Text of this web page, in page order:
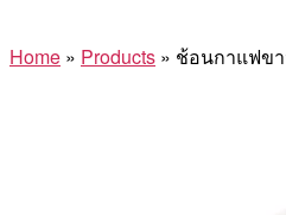
Home » Products » ช้อนกาแฟขา